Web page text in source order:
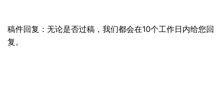
稿件回复：无论是否过稿，我们都会在10个工作日内给您回
复。